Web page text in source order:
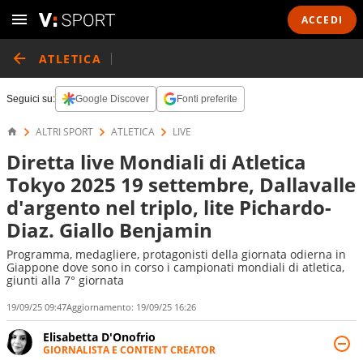
ACCEDI
ATLETICA
Seguici su: Google Discover Fonti preferite
ALTRI SPORT ATLETICA LIVE
Diretta live Mondiali di Atletica
Tokyo 2025 19 settembre, Dallavalle
d'argento nel triplo, lite Pichardo-
Diaz. Giallo Benjamin
Programma, medagliere, protagonisti della giornata odierna in
Giappone dove sono in corso i campionati mondiali di atletica,
giunti alla 7° giornata
19/09/25 09:47Aggiornamento: 19/09/25 16:26
Elisabetta D'Onofrio
GIORNALISTA E CONTENT CREATOR